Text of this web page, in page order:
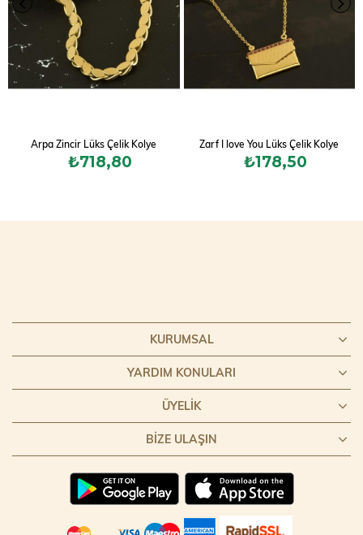
Arpa Zincir Lüks Çelik Kolye
₺718,80
Zarf I love You Lüks Çelik Kolye
₺178,50
KURUMSAL
YARDIM KONULARI
ÜYELIK
BIZE ULAŞIN